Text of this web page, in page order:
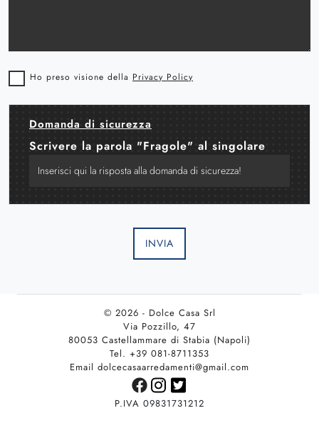
Ho preso visione della Privacy Policy
Domanda di sicurezza
Scrivere la parola "Fragole" al singolare
INVIA
© 2026 - Dolce Casa Srl
Via Pozzillo, 47
80053 Castellammare di Stabia (Napoli)
Tel. +39 081-8711353
Email dolcecasaarredamenti@gmail.com
P.IVA 09831731212